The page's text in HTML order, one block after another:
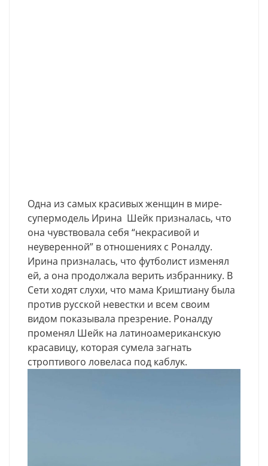
Одна из самых красивых женщин в мире-
супермодель Ирина Шейк призналась, что
она чувствовала себя “некрасивой и
неуверенной” в отношениях с Роналду.
Ирина призналась, что футболист изменял
ей, а она продолжала верить избраннику. В
Сети ходят слухи, что мама Криштиану была
против русской невестки и всем своим
видом показывала презрение. Роналду
променял Шейк на латиноамериканскую
красавицу, которая сумела загнать
строптивого ловеласа под каблук.